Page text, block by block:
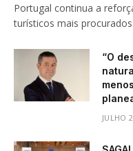
Portugal continua a
turísticos mais
“O
JULHO